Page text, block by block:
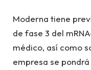
Moderna tiene
de fase 3 del
médico, así como
empresa se